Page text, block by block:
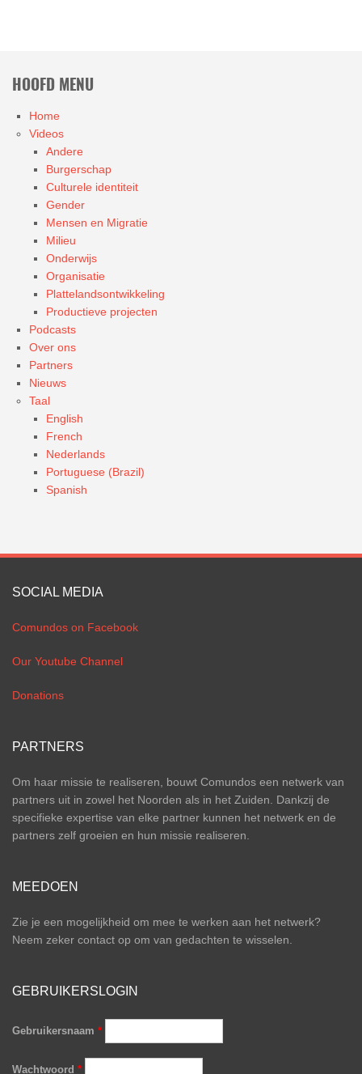
HOOFD MENU
Home
Videos
Andere
Burgerschap
Culturele identiteit
Gender
Mensen en Migratie
Milieu
Onderwijs
Organisatie
Plattelandsontwikkeling
Productieve projecten
Podcasts
Over ons
Partners
Nieuws
Taal
English
French
Nederlands
Portuguese (Brazil)
Spanish
SOCIAL MEDIA
Comundos on Facebook
Our Youtube Channel
Donations
PARTNERS
Om haar missie te realiseren, bouwt Comundos een netwerk van
partners uit in zowel het Noorden als in het Zuiden. Dankzij de
specifieke expertise van elke partner kunnen het netwerk en de
partners zelf groeien en hun missie realiseren.
MEEDOEN
Zie je een mogelijkheid om mee te werken aan het netwerk?
Neem zeker contact op om van gedachten te wisselen.
GEBRUIKERSLOGIN
Gebruikersnaam *
Wachtwoord *